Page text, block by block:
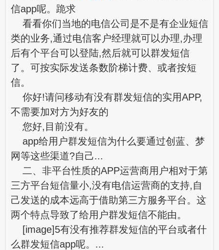
信app呢。跪求
看看你们当地的电信公司是不是有企业短信
类的业务,通过电信客户经理就可以办理,办理
后有个平台可以登陆,然后就可以群发短信
了。可按实际发送条数阶梯计费、或者按短
信。
你好!请问移动有没有群发短信的实用APP,
不需要加对方为好友的
您好,目前没有。
app给用户群发短信为什么要通过创蓝、梦
网等这些渠道?自己...
二、非平台性质的APP运营商用户相对于第
三方平台短信量小,没有电信运营商的支持,自
己发送的成本远高于借助第三方服务平台。这
两个特点导致了给用户群发短信不能由。
[image]5有没有推荐群发短信的平台或者什
么群发短信app呢。...